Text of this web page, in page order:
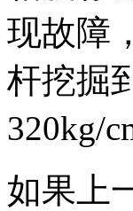
现故障
杆挖掘
320kg/
如果上